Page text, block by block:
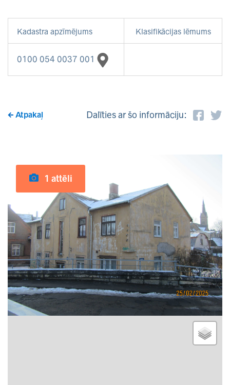
Kadastra apzīmējums Klasifikācijas lēmums
0100 054 0037 001
Atpakaļ Dalīties ar šo informāciju:
1 attēli